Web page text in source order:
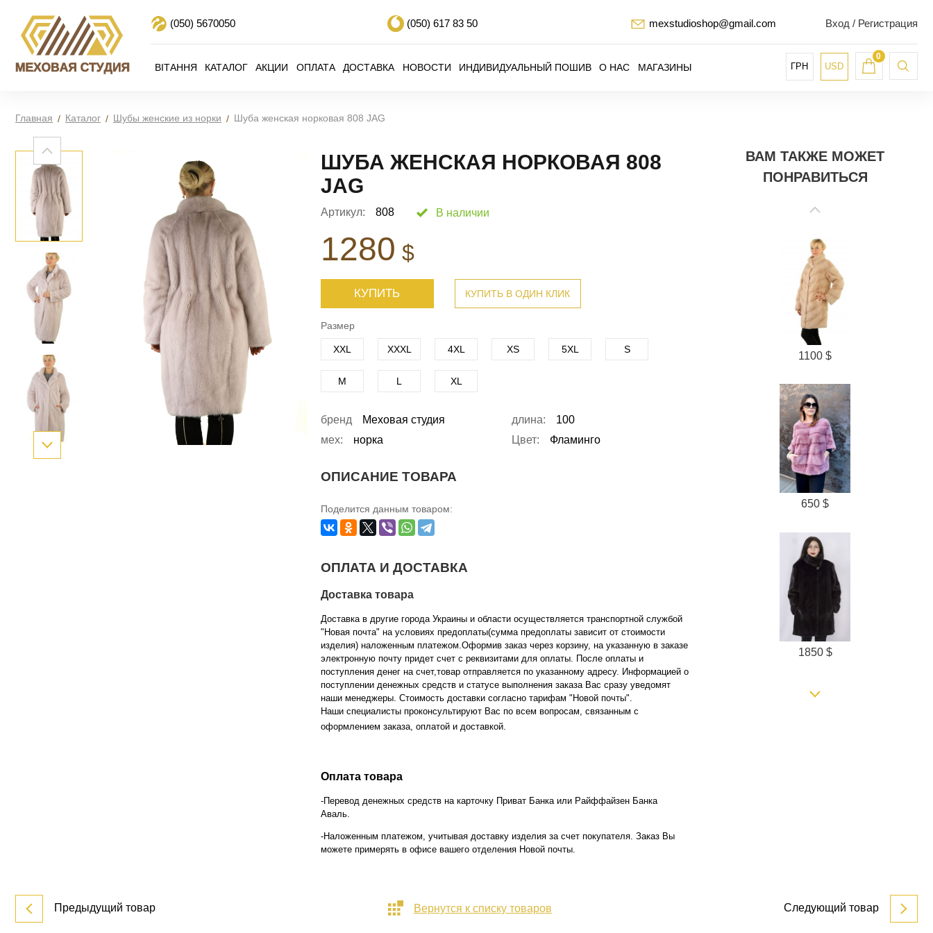
(050) 5670050 (050) 617 83 50 mexstudioshop@gmail.com Вход / Регистрация
ВІТАННЯ КАТАЛОГ АКЦИИ ОПЛАТА ДОСТАВКА НОВОСТИ ИНДИВИДУАЛЬНЫЙ ПОШИВ О НАС МАГАЗИНЫ ГРН USD
0
Главная Каталог Шубы женские из норки Шуба женская норковая 808 JAG
ШУБА ЖЕНСКАЯ НОРКОВАЯ 808
JAG
Артикул: 808 В наличии
1280 $
КУПИТЬ КУПИТЬ В ОДИН КЛИК
Размер
XXL XXXL 4XL XS 5XL S
M L XL
бренд Меховая студия длина:
100
мех:
норка Цвет: Фламинго
ОПИСАНИЕ ТОВАРА
Поделится данным товаром:
ОПЛАТА И ДОСТАВКА
Доставка товара
Доставка в другие города Украины и области осуществляется транспортной службой
"Новая почта" на условиях предоплаты(сумма предоплаты зависит от стоимости
изделия) наложенным платежом.Оформив заказ через корзину, на указанную в заказе
электронную почту придет счет с реквизитами для оплаты. После оплаты и
поступления денег на счет,товар отправляется по указанному адресу. Информацией о
поступлении денежных средств и статусе выполнения заказа Вас сразу уведомят
наши менеджеры. Стоимость доставки согласно тарифам "Новой почты".
Наши специалисты проконсультируют Вас по всем вопросам, связанным с
оформлением заказа, оплатой и доставкой.
Оплата товара
-Перевод денежных средств на карточку Приват Банка или Райффайзен Банка
Аваль.
-Наложенным платежом, учитывая доставку изделия за счет покупателя. Заказ Вы
можете примерять в офисе вашего отделения Новой почты.
Вернутся к списку товаров
Предыдущий товар Следующий товар
ВАМ ТАКЖЕ МОЖЕТ
ПОНРАВИТЬСЯ
1100 $
650 $
1850 $